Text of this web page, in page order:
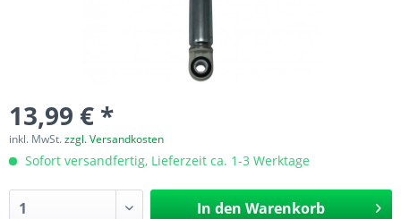
13,99 € *
inkl. MwSt.zzgl. Versandkosten
Sofort versandfertig, Lieferzeit ca. 1-3 Werktage
In den Warenkorb